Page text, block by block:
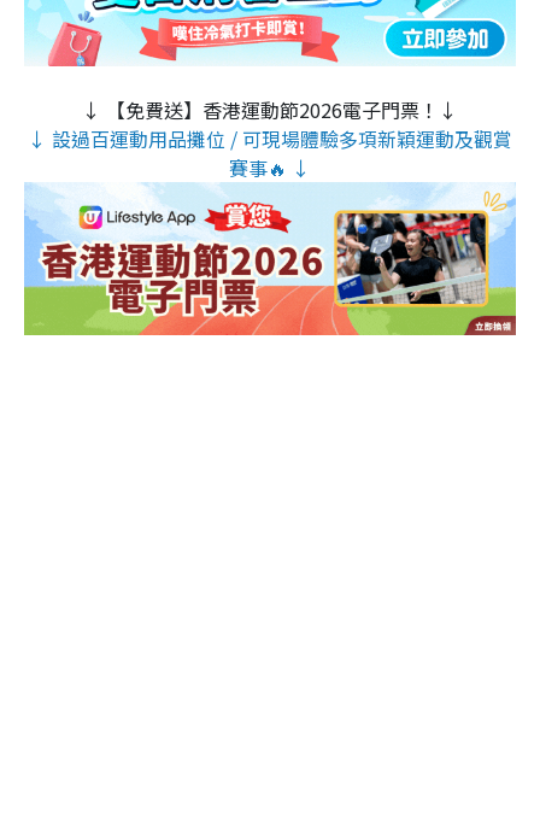
↓ 【免費送】香港運動節2026電子門票！↓
↓ 設過百運動用品攤位 / 可現場體驗多項新穎運動及觀賞
賽事🔥 ↓